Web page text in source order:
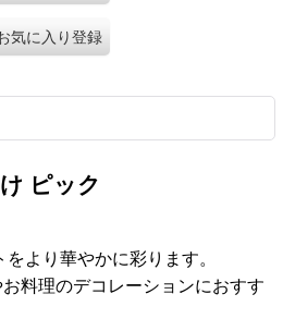
気に入り登録
ピック
より華やかに彩ります。
料理のデコレーションにおすす